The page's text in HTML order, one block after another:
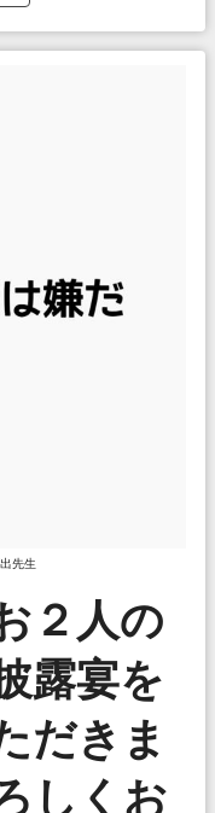
先生
２人の
露宴を
だきま
しくお